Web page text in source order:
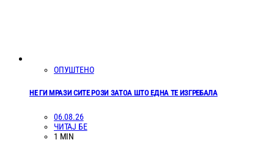
ОПУШТЕНО
НЕ ГИ МРАЗИ СИТЕ РОЗИ ЗАТОА ШТО ЕДНА ТЕ ИЗГРЕБАЛА
06.08.26
ЧИТАЈ БЕ
1 MIN